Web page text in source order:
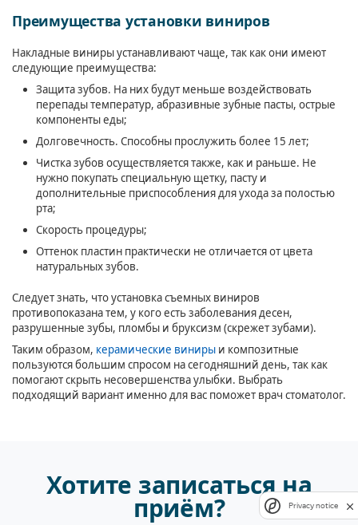
Преимущества установки виниров
Накладные виниры устанавливают чаще, так как они имеют
следующие преимущества:
Защита зубов. На них будут меньше воздействовать
перепады температур, абразивные зубные пасты, острые
компоненты еды;
Долговечность. Способны прослужить более 15 лет;
Чистка зубов осуществляется также, как и раньше. Не
нужно покупать специальную щетку, пасту и
дополнительные приспособления для ухода за полостью
рта;
Скорость процедуры;
Оттенок пластин практически не отличается от цвета
натуральных зубов.
Следует знать, что установка съемных виниров
противопоказана тем, у кого есть заболевания десен,
разрушенные зубы, пломбы и бруксизм (скрежет зубами).
Таким образом, керамические виниры и композитные
пользуются большим спросом на сегодняшний день, так как
помогают скрыть несовершенства улыбки. Выбрать
подходящий вариант именно для вас поможет врач стоматолог.
Хотите записаться на
приём? Privacy notice